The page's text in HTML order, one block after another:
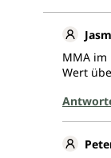
MMA im
Wert